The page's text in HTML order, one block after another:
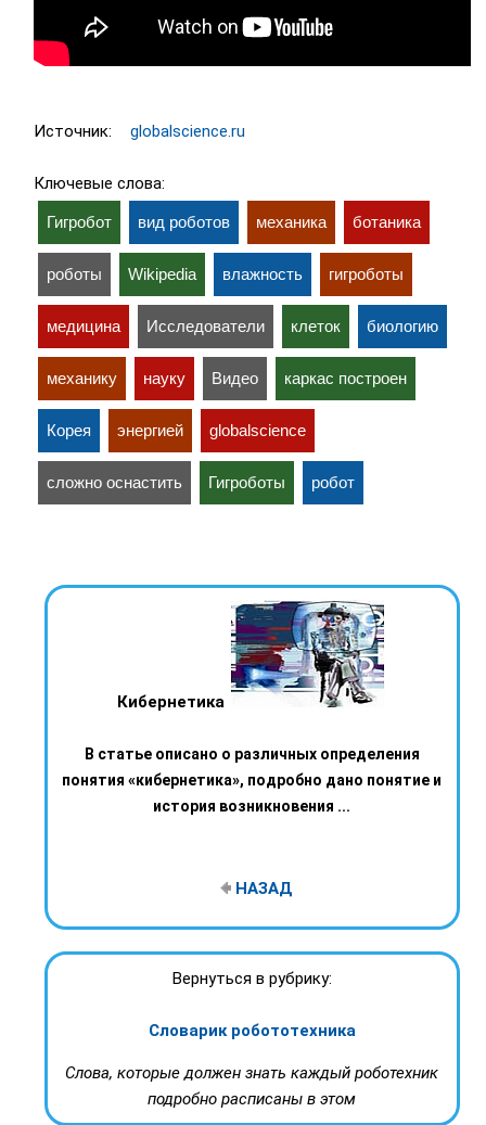
Источник: globalscience.ru
Ключевые слова:
Гигробот вид роботов механика ботаника
роботы Wikipedia влажность гигроботы
медицина Исследователи клеток биологию
механику науку Видео каркас построен
Корея энергией globalscience
сложно оснастить Гигроботы робот
Кибернетика
В статье описано о различных определения
понятия «кибернетика», подробно дано понятие и
история возникновения ...
НАЗАД
Вернуться в рубрику:
Словарик робототехника
Слова, которые должен знать каждый роботехник
подробно расписаны в этом